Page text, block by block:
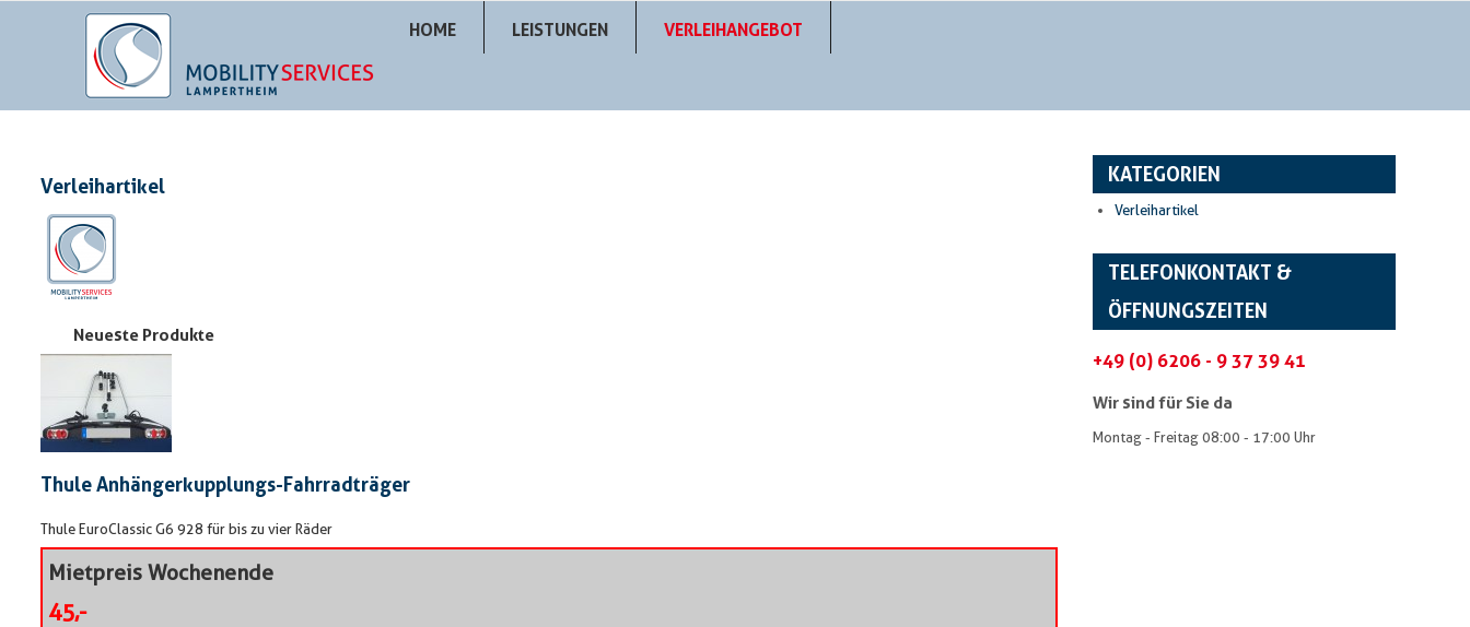
HOME LEISTUNGEN VERLEIHANGEBOT
Verleihartikel
Neueste Produkte
Thule Anhängerkupplungs-Fahrradträger
Thule EuroClassic G6 928 für bis zu vier Räder
Mietpreis Wochenende
45,-
KATEGORIEN
Verleihartikel
TELEFONKONTAKT &
ÖFFNUNGSZEITEN
+49 (0) 6206 - 9 37 39 41
Wir sind für Sie da
Montag - Freitag 08:00 - 17:00 Uhr